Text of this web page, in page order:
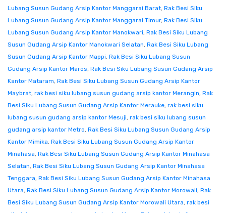
Lubang Susun Gudang Arsip Kantor Manggarai Barat, Rak Besi Siku
Lubang Susun Gudang Arsip Kantor Manggarai Timur, Rak Besi Siku
Lubang Susun Gudang Arsip Kantor Manokwari, Rak Besi Siku Lubang
Susun Gudang Arsip Kantor Manokwari Selatan, Rak Besi Siku Lubang
Susun Gudang Arsip Kantor Mappi, Rak Besi Siku Lubang Susun
Gudang Arsip Kantor Maros, Rak Besi Siku Lubang Susun Gudang Arsip
Kantor Mataram, Rak Besi Siku Lubang Susun Gudang Arsip Kantor
Maybrat, rak besi siku lubang susun gudang arsip kantor Merangin, Rak
Besi Siku Lubang Susun Gudang Arsip Kantor Merauke, rak besi siku
lubang susun gudang arsip kantor Mesuji, rak besi siku lubang susun
gudang arsip kantor Metro, Rak Besi Siku Lubang Susun Gudang Arsip
Kantor Mimika, Rak Besi Siku Lubang Susun Gudang Arsip Kantor
Minahasa, Rak Besi Siku Lubang Susun Gudang Arsip Kantor Minahasa
Selatan, Rak Besi Siku Lubang Susun Gudang Arsip Kantor Minahasa
Tenggara, Rak Besi Siku Lubang Susun Gudang Arsip Kantor Minahasa
Utara, Rak Besi Siku Lubang Susun Gudang Arsip Kantor Morowali, Rak
Besi Siku Lubang Susun Gudang Arsip Kantor Morowali Utara, rak besi